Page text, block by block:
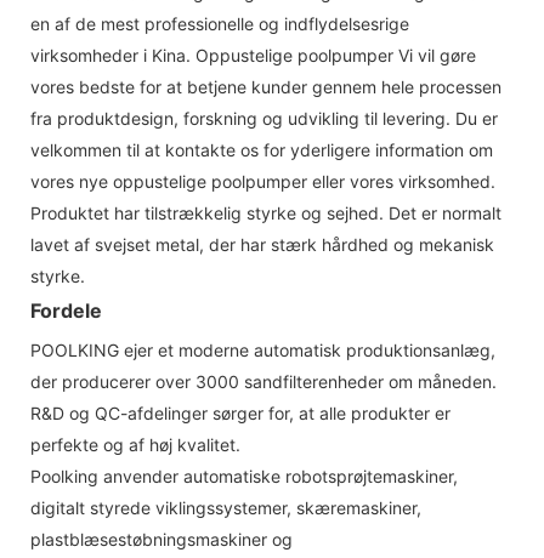
en af ​​de mest professionelle og indflydelsesrige
virksomheder i Kina. Oppustelige poolpumper Vi vil gøre
vores bedste for at betjene kunder gennem hele processen
fra produktdesign, forskning og udvikling til levering. Du er
velkommen til at kontakte os for yderligere information om
vores nye oppustelige poolpumper eller vores virksomhed.
Produktet har tilstrækkelig styrke og sejhed. Det er normalt
lavet af svejset metal, der har stærk hårdhed og mekanisk
styrke.
Fordele
POOLKING ejer et moderne automatisk produktionsanlæg,
der producerer over 3000 sandfilterenheder om måneden.
R&D og QC-afdelinger sørger for, at alle produkter er
perfekte og af høj kvalitet.
Poolking anvender automatiske robotsprøjtemaskiner,
digitalt styrede viklingssystemer, skæremaskiner,
plastblæsestøbningsmaskiner og